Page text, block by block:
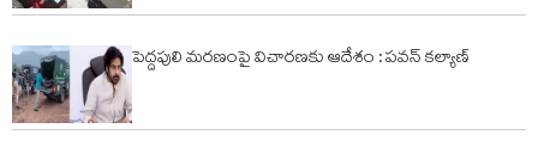
పెద్దపులి మరణంపై విచారణకు ఆదేశం : పవన్ కల్యాణ్